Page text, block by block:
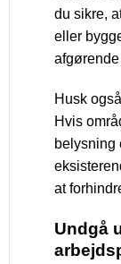
du sikre,
eller
afgørende
Husk
Hvis
belysning
at
Undgå